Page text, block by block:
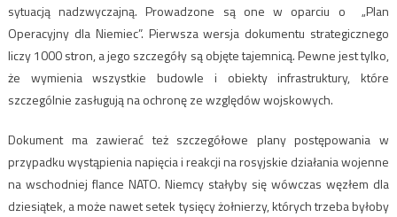
sytuacją nadzwyczajną. Prowadzone są one w oparciu o „Plan
Operacyjny dla Niemiec”. Pierwsza wersja dokumentu strategicznego
liczy 1000 stron, a jego szczegóły są objęte tajemnicą. Pewne jest tylko,
że wymienia wszystkie budowle i obiekty infrastruktury, które
szczególnie zasługują na ochronę ze względów wojskowych.
Dokument ma zawierać też szczegółowe plany postępowania w
przypadku wystąpienia napięcia i reakcji na rosyjskie działania wojenne
na wschodniej flance NATO. Niemcy stałyby się wówczas węzłem dla
dziesiątek, a może nawet setek tysięcy żołnierzy, których trzeba byłoby